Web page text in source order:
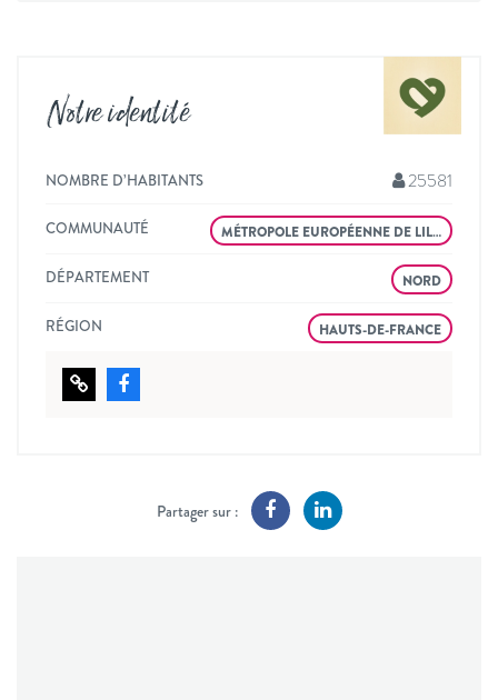
Notre identité
NOMBRE D’HABITANTS 25581
COMMUNAUTÉ MÉTROPOLE EUROPÉENNE DE LIL…
DÉPARTEMENT NORD
RÉGION HAUTS-DE-FRANCE
Partager sur :